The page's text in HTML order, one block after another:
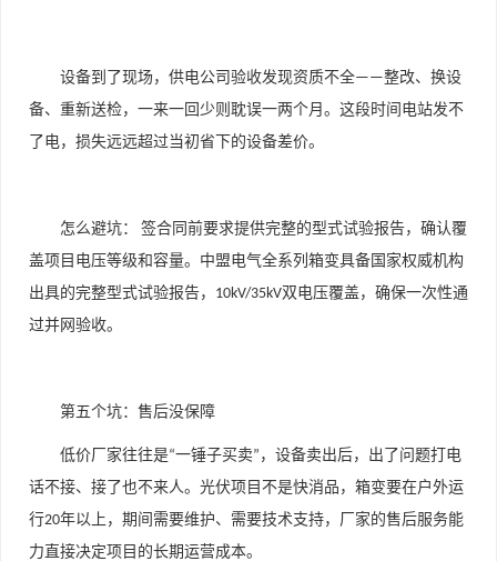
设备到了现场，供电公司验收发现资质不全——整改、换设
备、重新送检，一来一回少则耽误一两个月。这段时间电站发不
了电，损失远远超过当初省下的设备差价。
怎么避坑：
签合同前要求提供完整的型式试验报告，确认覆
盖项目电压等级和容量。中盟电气全系列箱变具备国家权威机构
出具的完整型式试验报告， 10kV/35kV双电压覆盖，确保一次性通
过并网验收。
第五个坑：售后没保障
低价厂家往往是“一锤子买卖” ，设备卖出后，出了问题打电
话不接、接了也不来人。光伏项目不是快消品，箱变要在户外运
行20年以上，期间需要维护、需要技术支持，厂家的售后服务能
力直接决定项目的长期运营成本。